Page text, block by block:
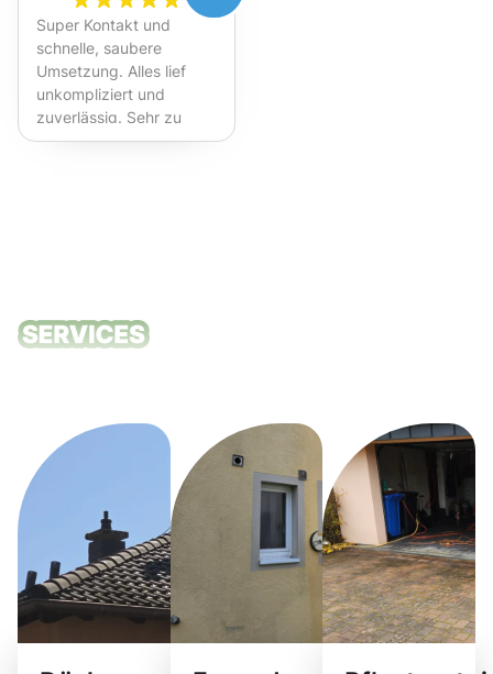
Super Kontakt und
schnelle, saubere
Umsetzung. Alles lief
unkompliziert und
zuverlässig. Sehr zu
empfehlen!